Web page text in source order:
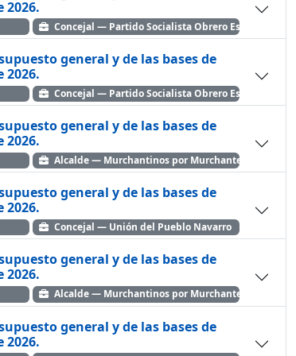
2026.
Concejal — Partido Socialista Obrero Español
general y de las bases de
2026.
Concejal — Partido Socialista Obrero Español
general y de las bases de
2026.
Alcalde — Murchantinos por Murchante
general y de las bases de
2026.
Concejal — Unión del Pueblo Navarro
general y de las bases de
2026.
Alcalde — Murchantinos por Murchante
general y de las bases de
2026.